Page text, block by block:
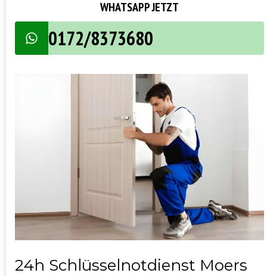
WHATSAPP JETZT
0172/8373680
24h Schlüsselnotdienst Moers